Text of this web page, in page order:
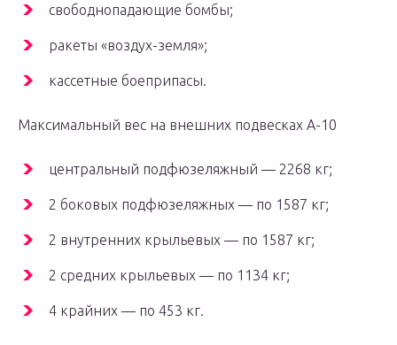
свободнопадающие бомбы;
ракеты «воздух-земля»;
кассетные боеприпасы.
Максимальный вес на внешних подвесках А-10
центральный подфюзеляжный — 2268 кг;
2 боковых подфюзеляжных — по 1587 кг;
2 внутренних крыльевых — по 1587 кг;
2 средних крыльевых — по 1134 кг;
4 крайних — по 453 кг.